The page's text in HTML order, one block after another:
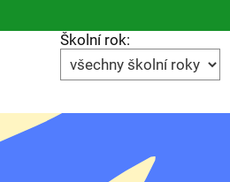
Školní rok: